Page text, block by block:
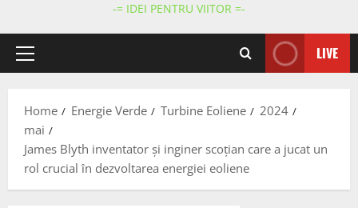
-= IDEI PENTRU VIITOR =-
Primary
LIVE
Home Energie Verde Turbine Eoliene
2024
mai
James Blyth inventator și inginer scoțian care a jucat un
rol crucial în dezvoltarea energiei eoliene